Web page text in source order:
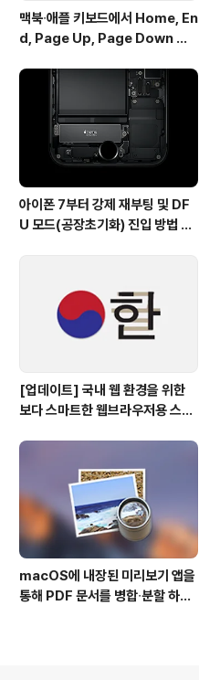
맥북∙애플 키보드에서 Home, En
d, Page Up, Page Down 키
아이폰 7부터 강제 재부팅 및 DF
U 모드(공장초기화) 진입 방법 변
[업데이트] 국내 웹 환경을 위한
보다 스마트한 웹브라우저용 스타
macOS에 내장된 미리보기 앱을
통해 PDF 문서를 병합∙분할 하는